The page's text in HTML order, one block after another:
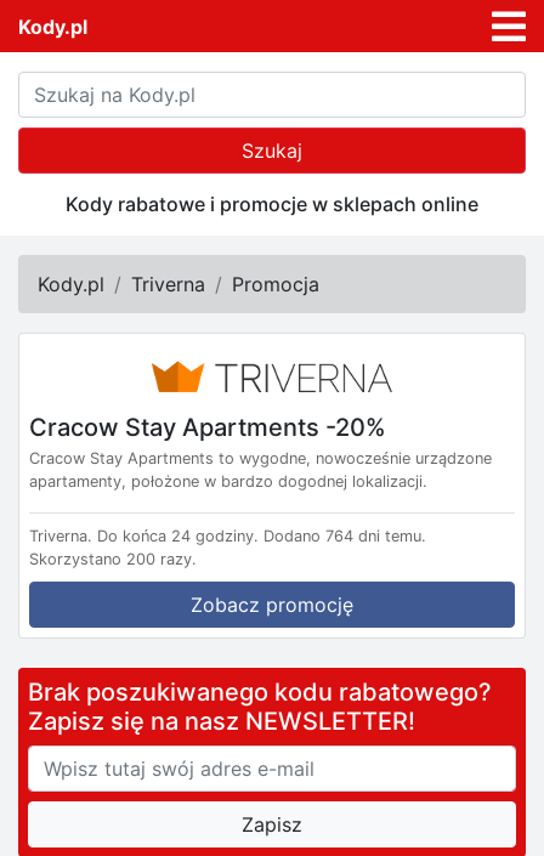
Kody.pl
Szukaj
Kody rabatowe i promocje w sklepach online
Kody.pl Triverna Promocja
Cracow Stay Apartments -20%
Cracow Stay Apartments to wygodne, nowocześnie urządzone
apartamenty, położone w bardzo dogodnej lokalizacji.
Triverna. Do końca 24 godziny. Dodano 764 dni temu.
Skorzystano 200 razy.
Zobacz promocję
Brak poszukiwanego kodu rabatowego?
Zapisz się na nasz NEWSLETTER!